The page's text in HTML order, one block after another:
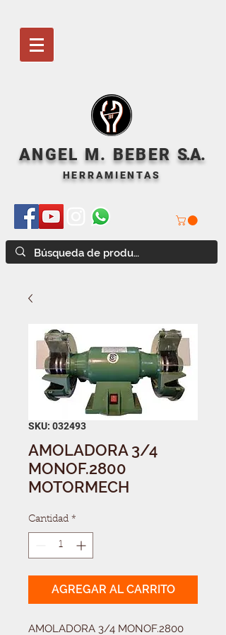
ANGEL M. BEBER S.A.
HERRAMIENTAS
SKU: 032493
AMOLADORA 3/4
MONOF.2800
MOTORMECH
Cantidad *
AGREGAR AL CARRITO
AMOLADORA 3/4 MONOF.2800